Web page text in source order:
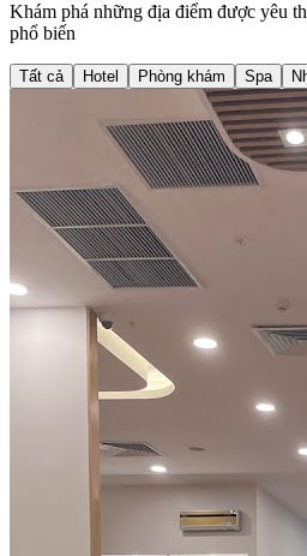
Khám phá những địa điểm được yêu
phổ biến
Tất cả Hotel Phòng khám Spa